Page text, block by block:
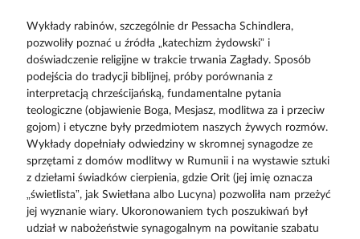
Wykłady rabinów, szczególnie dr Pessacha Schindlera,
pozwoliły poznać u źródła „katechizm żydowski” i
doświadczenie religijne w trakcie trwania Zagłady. Sposób
podejścia do tradycji biblijnej, próby porównania z
interpretacją chrześcijańską, fundamentalne pytania
teologiczne (objawienie Boga, Mesjasz, modlitwa za i przeciw
gojom) i etyczne były przedmiotem naszych żywych rozmów.
Wykłady dopełniały odwiedziny w skromnej synagodze ze
sprzętami z domów modlitwy w Rumunii i na wystawie sztuki
z dziełami świadków cierpienia, gdzie Orit (jej imię oznacza
„świetlista”, jak Swietłana albo Lucyna) pozwoliła nam przeżyć
jej wyznanie wiary. Ukoronowaniem tych poszukiwań był
udział w nabożeństwie synagogalnym na powitanie szabatu